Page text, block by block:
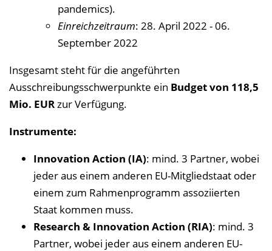
pandemics).
Einreichzeitraum: 28. April 2022 - 06.
September 2022
Insgesamt steht für die angeführten
Ausschreibungsschwerpunkte ein Budget von 118,5
Mio. EURzur Verfügung.
Instrumente:
Innovation Action (IA): mind. 3 Partner, wobei
jeder aus einem anderen EU-Mitgliedstaat oder
einem zum Rahmenprogramm assoziierten
Staat kommen muss.
Research & Innovation Action (RIA): mind. 3
Partner, wobei jeder aus einem anderen EU-